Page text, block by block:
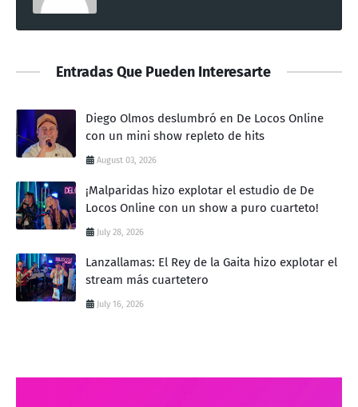
Entradas Que Pueden Interesarte
Diego Olmos deslumbró en De Locos Online
con un mini show repleto de hits
August 03, 2026
¡Malparidas hizo explotar el estudio de De
Locos Online con un show a puro cuarteto!
July 28, 2026
Lanzallamas: El Rey de la Gaita hizo explotar el
stream más cuartetero
July 16, 2026